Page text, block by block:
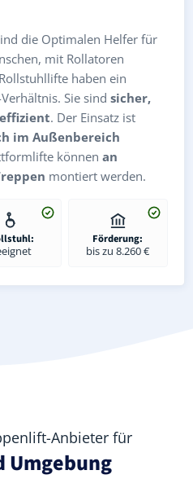
die Optimalen Helfer für
mit Rollatoren
haben ein
Sie sind sicher,
. Der Einsatz ist
im Außenbereich
können an
montiert werden.
Förderung:
bis zu 8.260 €
Anbieter für
Umgebung